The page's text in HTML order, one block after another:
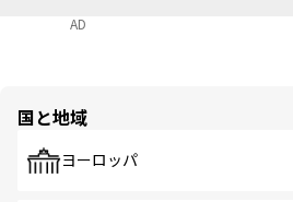
AD
国と地域
ヨーロッパ